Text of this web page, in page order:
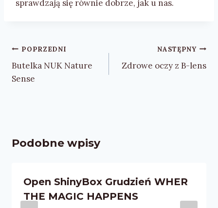
sprawdzają się równie dobrze, jak u nas.
Nawigacja
wpisu
POPRZEDNI
Butelka NUK Nature
Sense
NASTĘPNY
Zdrowe oczy z B-lens
Podobne wpisy
Open ShinyBox Grudzień WHER
THE MAGIC HAPPENS